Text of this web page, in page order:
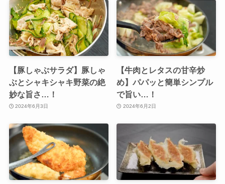
【豚しゃぶサラダ】豚しゃ
ぶとシャキシャキ野菜の絶
妙な旨さ…！
2024年6月3日
【牛肉とレタスの甘辛炒
め】パパッと簡単シンプル
で旨い…！
2024年6月2日